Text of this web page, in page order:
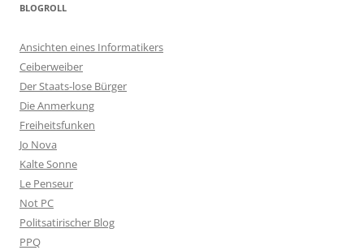
BLOGROLL
Ansichten eines Informatikers
Ceiberweiber
Der Staats-lose Bürger
Die Anmerkung
Freiheitsfunken
Jo Nova
Kalte Sonne
Le Penseur
Not PC
Politsatirischer Blog
PPQ